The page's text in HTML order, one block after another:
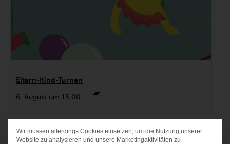
Eltern-Kind-Turnen
6. August um 15:00
DATENSCHUTZ-
Wir müssen allerdings Cookies einsetzen, um die Nutzung unserer
Website zu analysieren und unsere Marketingaktivitäten zu